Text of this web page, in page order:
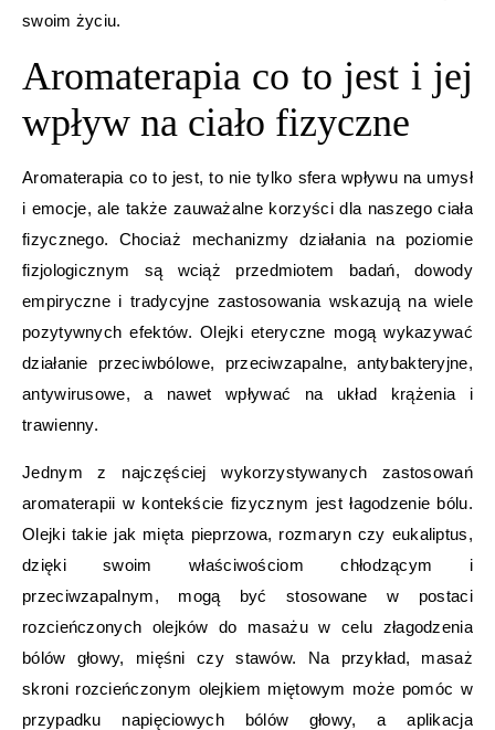
swoim życiu.
Aromaterapia co to jest i jej
wpływ na ciało fizyczne
Aromaterapia co to jest, to nie tylko sfera wpływu na umysł
i emocje, ale także zauważalne korzyści dla naszego ciała
fizycznego. Chociaż mechanizmy działania na poziomie
fizjologicznym są wciąż przedmiotem badań, dowody
empiryczne i tradycyjne zastosowania wskazują na wiele
pozytywnych efektów. Olejki eteryczne mogą wykazywać
działanie przeciwbólowe, przeciwzapalne, antybakteryjne,
antywirusowe, a nawet wpływać na układ krążenia i
trawienny.
Jednym z najczęściej wykorzystywanych zastosowań
aromaterapii w kontekście fizycznym jest łagodzenie bólu.
Olejki takie jak mięta pieprzowa, rozmaryn czy eukaliptus,
dzięki swoim właściwościom chłodzącym i
przeciwzapalnym, mogą być stosowane w postaci
rozcieńczonych olejków do masażu w celu złagodzenia
bólów głowy, mięśni czy stawów. Na przykład, masaż
skroni rozcieńczonym olejkiem miętowym może pomóc w
przypadku napięciowych bólów głowy, a aplikacja